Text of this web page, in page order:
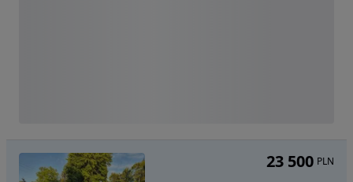
23 500 PLN